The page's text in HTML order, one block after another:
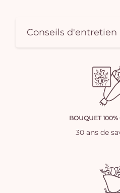
Conseils d'entretien
BOUQUET
30 ans de